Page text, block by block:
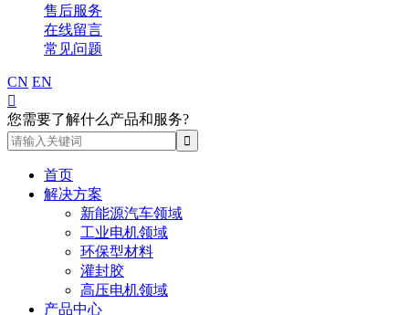
售后服务
在线留言
常见问题
CN EN

您需要了解什么产品和服务?
首页
解决方案
新能源汽车领域
工业电机领域
环保型材料
灌封胶
高压电机领域
产品中心